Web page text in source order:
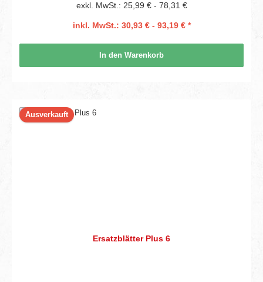
exkl. MwSt.: 25,99 € - 78,31 €
inkl. MwSt.: 30,93 € - 93,19 € *
In den Warenkorb
Ausverkauft
Ersatzblätter Plus 6